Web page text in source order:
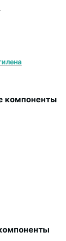
компоненты